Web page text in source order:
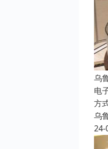
乌
电
方
乌
24-